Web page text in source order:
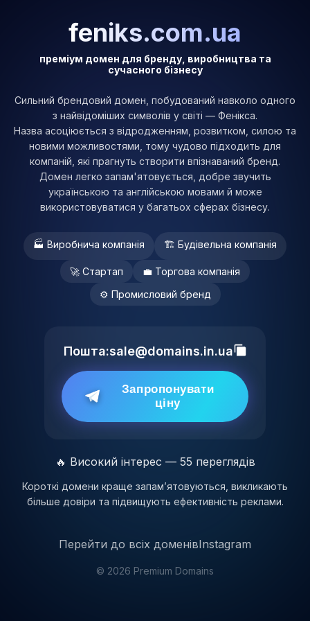
feniks.com.ua
преміум домен для бренду, виробництва та
сучасного бізнесу
Cильний брендовий домен, побудований навколо одного
з найвідоміших символів у світі — Фенікса.
Назва асоціюється з відродженням, розвитком, силою та
новими можливостями, тому чудово підходить для
компаній, які прагнуть створити впізнаваний бренд.
Домен легко запам'ятовується, добре звучить
українською та англійською мовами й може
використовуватися у багатьох сферах бізнесу.
🏭 Виробнича компанія 🏗 Будівельна компанія
🚀 Стартап
💼 Торгова компанія
⚙️ Промисловий бренд
Пошта:sale@domains.in.ua
Запропонувати
ціну
🔥 Високий інтерес — 55 переглядів
Короткі домени краще запам’ятовуються, викликають
більше довіри та підвищують ефективність реклами.
Перейти до всіх доменівInstagram
© 2026 Premium Domains